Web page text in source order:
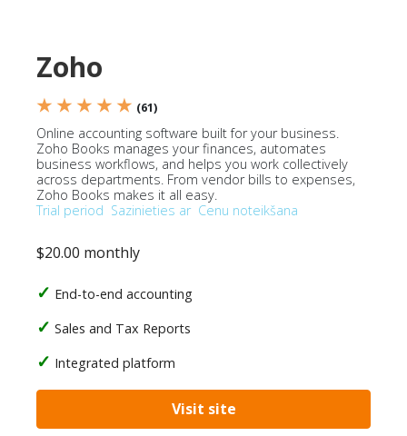
Zoho
★ ★ ★ ★ ★ (61)
Online accounting software built for your business.
Zoho Books manages your finances, automates
business workflows, and helps you work collectively
across departments. From vendor bills to expenses,
Zoho Books makes it all easy.
Trial period Sazinieties ar Cenu noteikšana
$20.00 monthly
End-to-end accounting
Sales and Tax Reports
Integrated platform
Visit site